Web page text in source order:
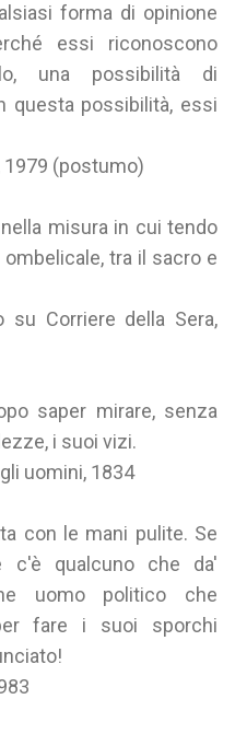
forma di opinione
essi riconoscono
una possibilità di
questa possibilità, essi
1979 (postumo)
misura in cui tendo
tra il sacro e
su Corriere della Sera,
saper mirare, senza
i suoi vizi.
uomini, 1834
con le mani pulite. Se
c'è qualcuno che da'
uomo politico che
fare i suoi sporchi